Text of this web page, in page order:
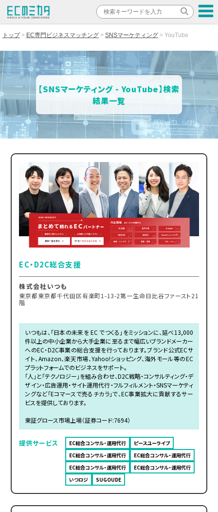
トップ EC専門ビジネスマッチング SNSマーケティング YouTube
【SNSマーケティング - YouTube】検索
結果一覧
EC・D2C総合支援
株式会社いつも
東京都東京都千代田区有楽町1-13-2第一生命日比谷ファースト21
階
いつもは、「日本の未来を EC でつくる」をミッションに、延べ13,000
件以上の中小企業から大手企業に至るまで幅広いブランドメーカー
へのEC・D2C事業の総合支援を行っております。ブランド公式ECサ
イト、Amazon、楽天市場、Yahoo!ショッピング、海外モール等のEC
プラットフォームでのビジネスをサポート。
「人」と「テクノロジー」を組み合わせ、D2C戦略・コンサルティング・デ
ザイン・広告運用・サイト運用代行・フルフィルメント・SNSマーケティ
ングなど「Eコマースで売るチカラ」で、EC事業拡大に貢献するサー
ビスを提供しております。
東証グロース市場上場（証券コード:7694）
提供サービス EC総合コンサル・運用代行
ピースユーライブ
EC総合コンサル・運用代行
EC総合コンサル・運用代行
EC総合コンサル・運用代行
EC総合コンサル・運用代行
いつロジ
SUGOUDE